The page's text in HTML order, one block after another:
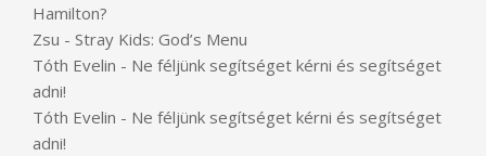
Hamilton?
Zsu - Stray Kids: God’s Menu
Tóth Evelin - Ne féljünk segítséget kérni és segítséget
adni!
Tóth Evelin - Ne féljünk segítséget kérni és segítséget
adni!